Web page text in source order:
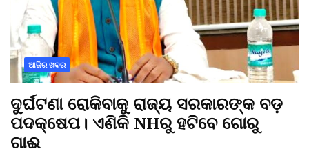
ଆଜିର ଖବର
ଦୁର୍ଘଟଣା ରୋକିବାକୁ ରାଜ୍ୟ ସରକାରଙ୍କ ବଡ଼
ପଦକ୍ଷେପ। ଏଣିକି NHରୁ ହଟିବେ ଗୋରୁ
ଗାଈ